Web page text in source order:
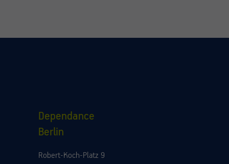
Dependance
Berlin
Robert-Koch-Platz 9